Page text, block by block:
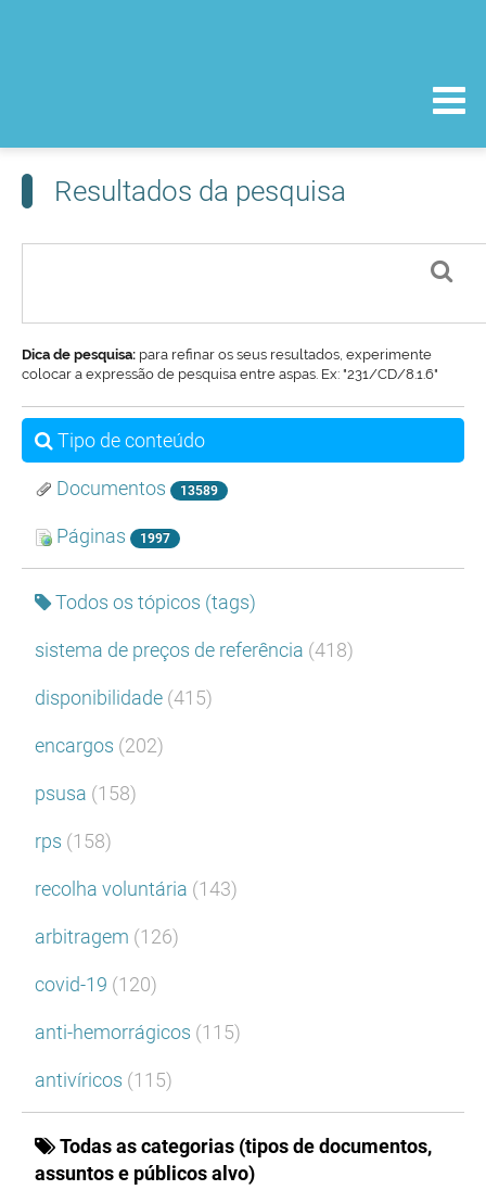
Resultados da pesquisa
Dica de pesquisa: para refinar os seus resultados, experimente
colocar a expressão de pesquisa entre aspas. Ex: "231/CD/8.1.6"
Tipo de conteúdo
Documentos 13589
Páginas 1997
Todos os tópicos (tags)
sistema de preços de referência (418)
disponibilidade (415)
encargos (202)
psusa (158)
rps (158)
recolha voluntária (143)
arbitragem (126)
covid-19 (120)
anti-hemorrágicos (115)
antivíricos (115)
Todas as categorias (tipos de documentos,
assuntos e públicos alvo)